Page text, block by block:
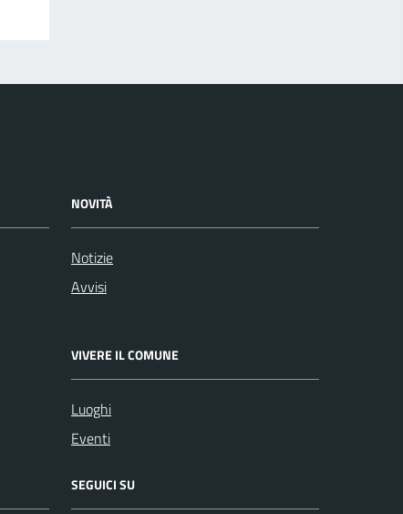
NOVITÀ
Notizie
Avvisi
VIVERE IL COMUNE
Luoghi
Eventi
SEGUICI SU